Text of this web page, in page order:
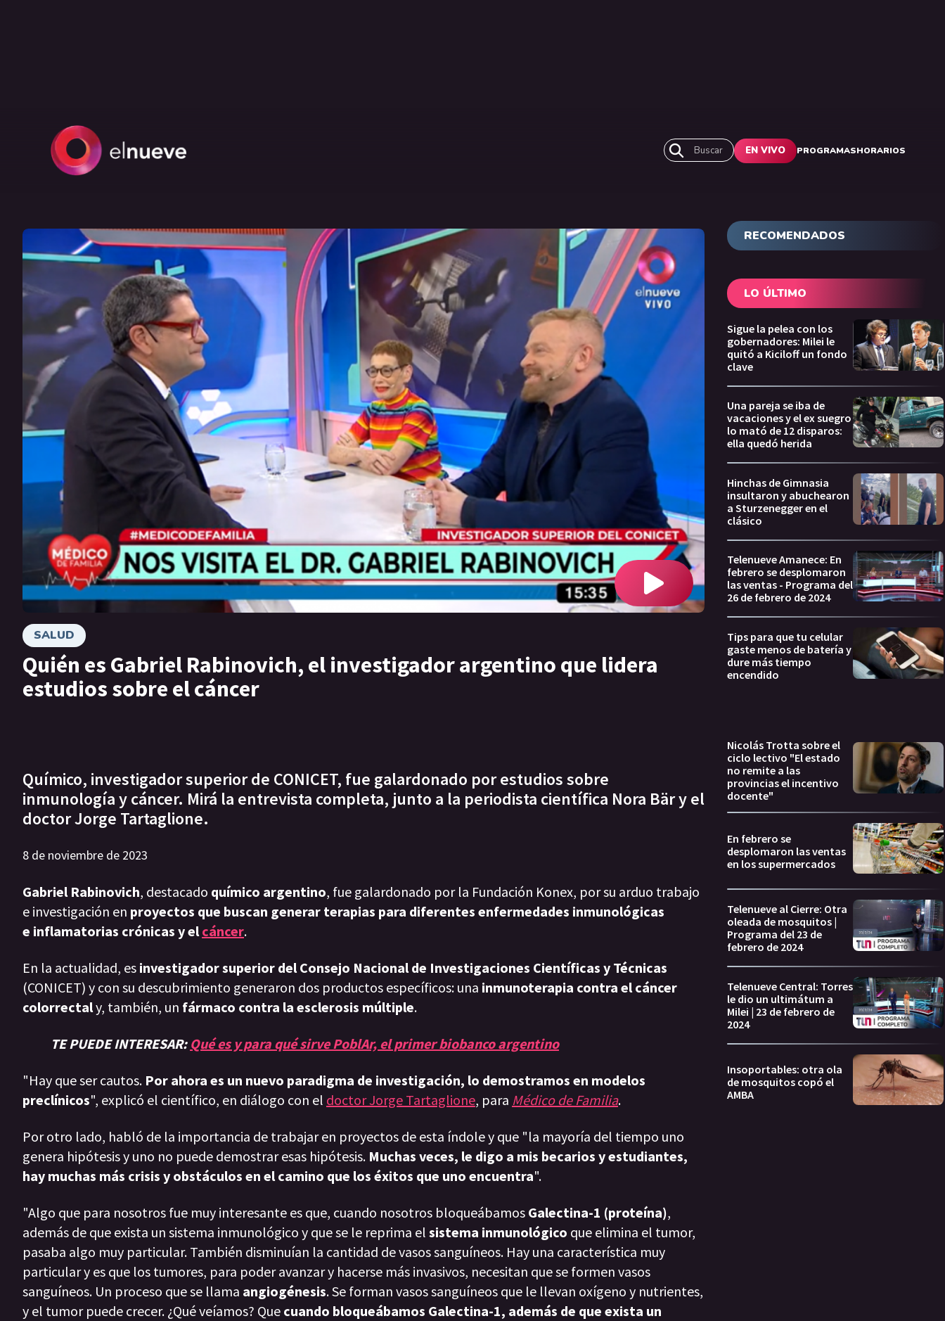
Buscar EN VIVO PROGRAMASHORARIOS
SALUD
Quién es Gabriel Rabinovich, el investigador argentino que lidera
estudios sobre el cáncer
Químico, investigador superior de CONICET, fue galardonado por estudios sobre
inmunología y cáncer. Mirá la entrevista completa, junto a la periodista científica Nora Bär y el
doctor Jorge Tartaglione.
8 de noviembre de 2023
Gabriel Rabinovich, destacado químico argentino, fue galardonado por la Fundación Konex, por su arduo trabajo
e investigación en proyectos que buscan generar terapias para diferentes enfermedades inmunológicas
e inflamatorias crónicas y elcáncer.
En la actualidad, es investigador superior del Consejo Nacional de Investigaciones Científicas y Técnicas
(CONICET) y con su descubrimiento generaron dos productos específicos: una inmunoterapia contra el cáncer
colorrectaly, también, un fármaco contra la esclerosis múltiple.
TE PUEDE INTERESAR: Qué es y para qué sirve PoblAr, el primer biobanco argentino
"Hay que ser cautos. Por ahora es un nuevo paradigma de investigación, lo demostramos en modelos
preclínicos", explicó el científico, en diálogo con el doctor Jorge Tartaglione, para Médico de Familia.
Por otro lado, habló de la importancia de trabajar en proyectos de esta índole y que "la mayoría del tiempo uno
genera hipótesis y uno no puede demostrar esas hipótesis. Muchas veces, le digo a mis becarios y estudiantes,
hay muchas más crisis y obstáculos en el camino que los éxitos que uno encuentra".
"Algo que para nosotros fue muy interesante es que, cuando nosotros bloqueábamos Galectina-1 (proteína),
además de que exista un sistema inmunológico y que se le reprima el sistema inmunológico que elimina el tumor,
pasaba algo muy particular. También disminuían la cantidad de vasos sanguíneos. Hay una característica muy
particular y es que los tumores, para poder avanzar y hacerse más invasivos, necesitan que se formen vasos
sanguíneos. Un proceso que se llama angiogénesis. Se forman vasos sanguíneos que le llevan oxígeno y nutrientes,
y el tumor puede crecer. ¿Qué veíamos? Que cuando bloqueábamos Galectina-1, además de que exista un
RECOMENDADOS
LO ÚLTIMO
Sigue la pelea con los
gobernadores: Milei le
quitó a Kiciloff un fondo
clave
Una pareja se iba de
vacaciones y el ex suegro
lo mató de 12 disparos:
ella quedó herida
Hinchas de Gimnasia
insultaron y abuchearon
a Sturzenegger en el
clásico
Telenueve Amanece: En
febrero se desplomaron
las ventas - Programa del
26 de febrero de 2024
Tips para que tu celular
gaste menos de batería y
dure más tiempo
encendido
Nicolás Trotta sobre el
ciclo lectivo "El estado
no remite a las
provincias el incentivo
docente"
En febrero se
desplomaron las ventas
en los supermercados
Telenueve al Cierre: Otra
oleada de mosquitos |
Programa del 23 de
febrero de 2024
Telenueve Central: Torres
le dio un ultimátum a
Milei | 23 de febrero de
2024
Insoportables: otra ola
de mosquitos copó el
AMBA